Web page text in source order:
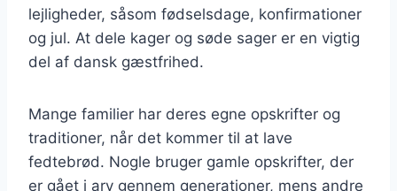
lejligheder, såsom fødselsdage, konfirmationer
og jul. At dele kager og søde sager er en vigtig
del af dansk gæstfrihed.
Mange familier har deres egne opskrifter og
traditioner, når det kommer til at lave
fedtebrød. Nogle bruger gamle opskrifter, der
er gået i arv gennem generationer, mens andre